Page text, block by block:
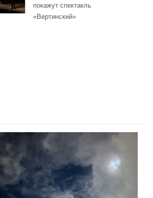
покажут спектакль
«Вертинский»